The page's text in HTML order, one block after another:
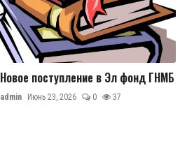
Новое поступление в Эл фонд ГНМБ
admin Июнь 23, 2026 0 37